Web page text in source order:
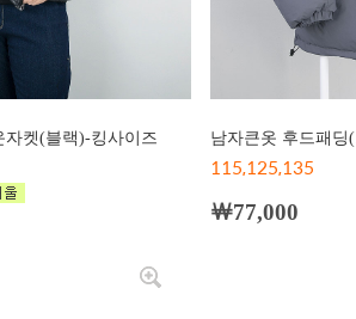
자켓(블랙)-킹사이즈
남자큰옷 후드패딩
115,125,135
￦77,000